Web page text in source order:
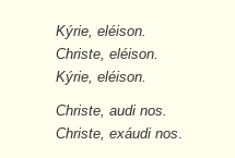
Kýrie, eléison.
Christe, eléison.
Kýrie, eléison.
Christe, audi nos.
Christe, exáudi nos.